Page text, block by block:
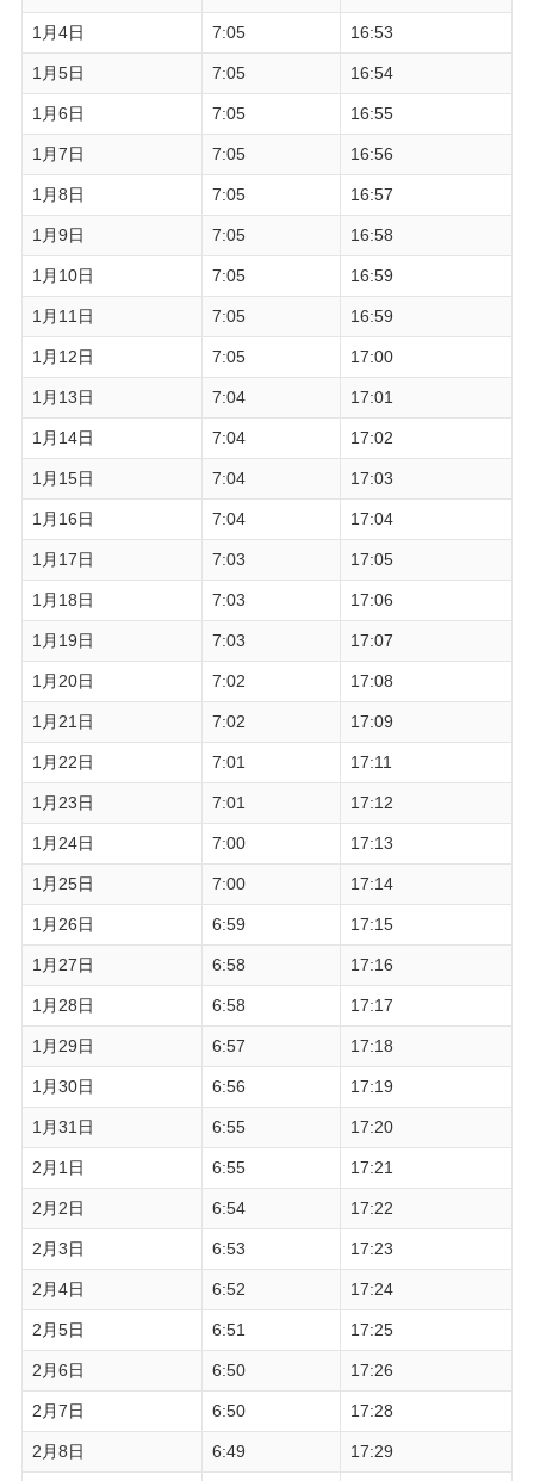
1月4日 7:05 16:53
1月5日 7:05 16:54
1月6日 7:05 16:55
1月7日 7:05 16:56
1月8日 7:05 16:57
1月9日 7:05 16:58
1月10日 7:05 16:59
1月11日 7:05 16:59
1月12日 7:05 17:00
1月13日 7:04 17:01
1月14日 7:04 17:02
1月15日 7:04 17:03
1月16日 7:04 17:04
1月17日 7:03 17:05
1月18日 7:03 17:06
1月19日 7:03 17:07
1月20日 7:02 17:08
1月21日 7:02 17:09
1月22日 7:01 17:11
1月23日 7:01 17:12
1月24日 7:00 17:13
1月25日 7:00 17:14
1月26日 6:59 17:15
1月27日 6:58 17:16
1月28日 6:58 17:17
1月29日 6:57 17:18
1月30日 6:56 17:19
1月31日 6:55 17:20
2月1日 6:55 17:21
2月2日 6:54 17:22
2月3日 6:53 17:23
2月4日 6:52 17:24
2月5日 6:51 17:25
2月6日 6:50 17:26
2月7日 6:50 17:28
2月8日 6:49 17:29